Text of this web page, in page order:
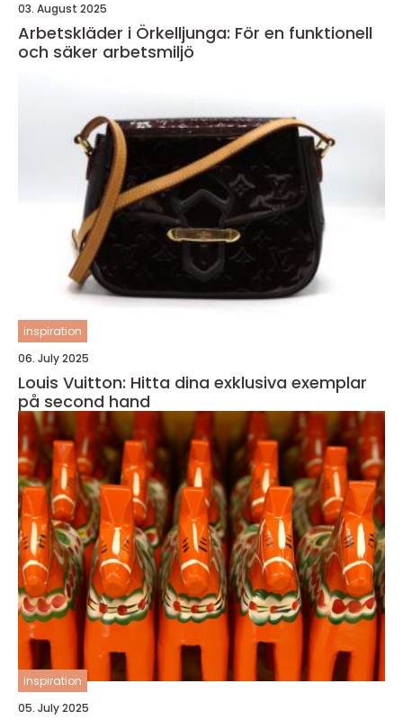
03. August 2025
Arbetskläder i Örkelljunga: För en funktionell
och säker arbetsmiljö
inspiration
06. July 2025
Louis Vuitton: Hitta dina exklusiva exemplar
på second hand
inspiration
05. July 2025